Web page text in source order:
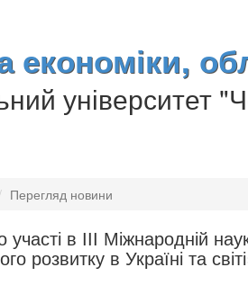
університет
Перегляд новини
в ІІІ Міжнародній
розвитку в Україні та